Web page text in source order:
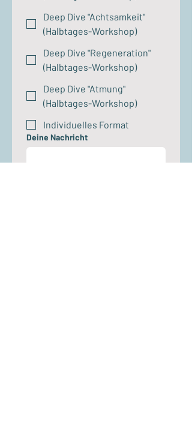
Deep Dive "Achtsamkeit"
(Halbtages-Workshop)
Deep Dive "Regeneration"
(Halbtages-Workshop)
Deep Dive "Atmung"
(Halbtages-Workshop)
Individuelles Format
Deine Nachricht